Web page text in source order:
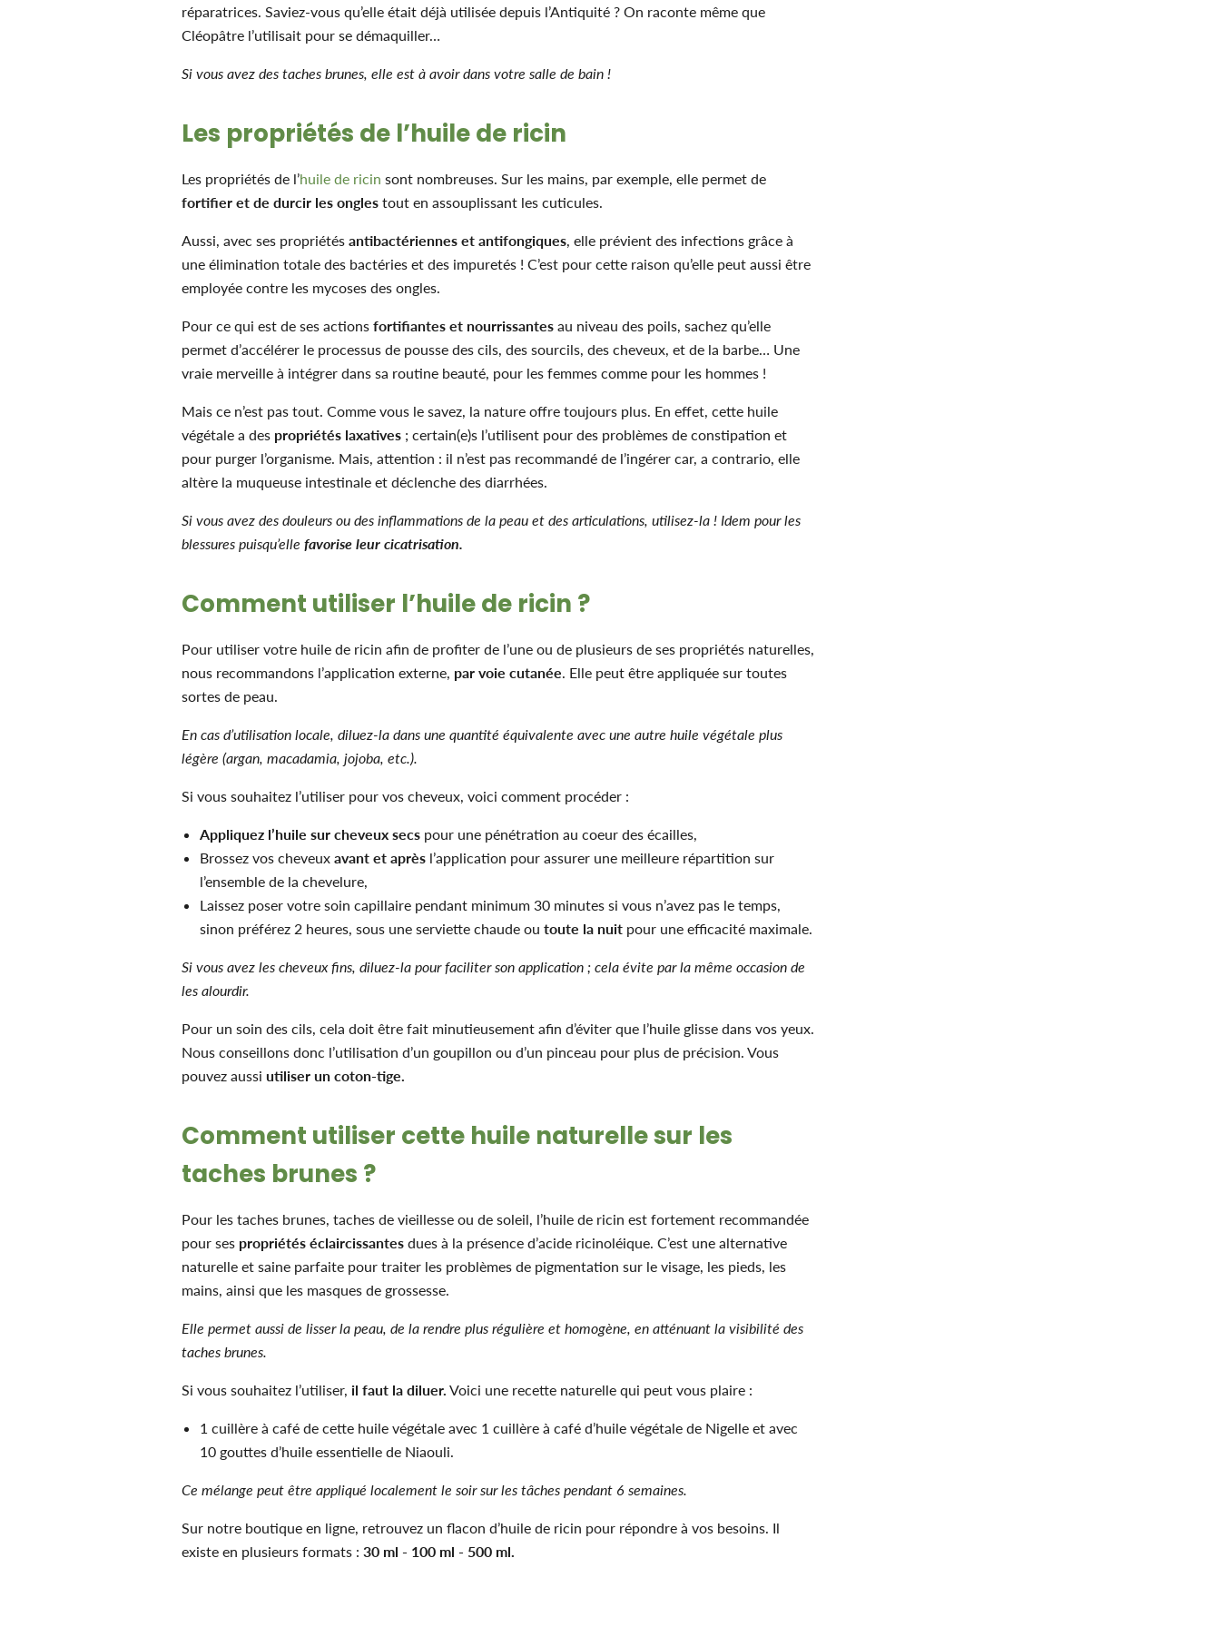
réparatrices. Saviez-vous qu’elle était déjà utilisée depuis l’Antiquité ? On raconte même que
Cléopâtre l’utilisait pour se démaquiller…
Si vous avez des taches brunes, elle est à avoir dans votre salle de bain !
Les propriétés de l’huile de ricin
Les propriétés de l’huile de ricin sont nombreuses. Sur les mains, par exemple, elle permet de
fortifier et de durcir les onglestout en assouplissant les cuticules.
Aussi, avec ses propriétés antibactériennes et antifongiques, elle prévient des infections grâce à
une élimination totale des bactéries et des impuretés ! C’est pour cette raison qu’elle peut aussi être
employée contre les mycoses des ongles.
Pour ce qui est de ses actions fortifiantes et nourrissantes au niveau des poils, sachez qu’elle
permet d’accélérer le processus de pousse des cils, des sourcils, des cheveux, et de la barbe… Une
vraie merveille à intégrer dans sa routine beauté, pour les femmes comme pour les hommes !
Mais ce n’est pas tout. Comme vous le savez, la nature offre toujours plus. En effet, cette huile
végétale a des propriétés laxatives; certain(e)s l’utilisent pour des problèmes de constipation et
pour purger l’organisme. Mais, attention : il n’est pas recommandé de l’ingérer car, a contrario, elle
altère la muqueuse intestinale et déclenche des diarrhées.
Si vous avez des douleurs ou des inflammations de la peau et des articulations, utilisez-la ! Idem pour les
blessures puisqu’elle favorise leur cicatrisation.
Comment utiliser l’huile de ricin ?
Pour utiliser votre huile de ricin afin de profiter de l’une ou de plusieurs de ses propriétés naturelles,
nous recommandons l’application externe, par voie cutanée. Elle peut être appliquée sur toutes
sortes de peau.
En cas d’utilisation locale, diluez-la dans une quantité équivalente avec une autre huile végétale plus
légère (argan, macadamia, jojoba, etc.).
Si vous souhaitez l’utiliser pour vos cheveux, voici comment procéder :
Appliquez l’huile sur cheveux secs pour une pénétration au coeur des écailles,
Brossez vos cheveux avant et aprèsl’application pour assurer une meilleure répartition sur
l’ensemble de la chevelure,
Laissez poser votre soin capillaire pendant minimum 30 minutes si vous n’avez pas le temps,
sinon préférez 2 heures, sous une serviette chaude ou toute la nuit pour une efficacité maximale.
Si vous avez les cheveux fins, diluez-la pour faciliter son application ; cela évite par la même occasion de
les alourdir.
Pour un soin des cils, cela doit être fait minutieusement afin d’éviter que l’huile glisse dans vos yeux.
Nous conseillons donc l’utilisation d’un goupillon ou d’un pinceau pour plus de précision. Vous
pouvez aussi utiliser un coton-tige.
Comment utiliser cette huile naturelle sur les
taches brunes ?
Pour les taches brunes, taches de vieillesse ou de soleil, l’huile de ricin est fortement recommandée
pour sespropriétés éclaircissantes dues à la présence d’acide ricinoléique. C’est une alternative
naturelle et saine parfaite pour traiter les problèmes de pigmentation sur le visage, les pieds, les
mains, ainsi que les masques de grossesse.
Elle permet aussi de lisser la peau, de la rendre plus régulière et homogène, en atténuant la visibilité des
taches brunes.
Si vous souhaitez l’utiliser, il faut la diluer. Voici une recette naturelle qui peut vous plaire :
1 cuillère à café de cette huile végétale avec 1 cuillère à café d’huile végétale de Nigelle et avec
10 gouttes d’huile essentielle de Niaouli.
Ce mélange peut être appliqué localement le soir sur les tâches pendant 6 semaines.
Sur notre boutique en ligne, retrouvez un flacon d’huile de ricin pour répondre à vos besoins. Il
existe en plusieurs formats : 30 ml - 100 ml - 500 ml.